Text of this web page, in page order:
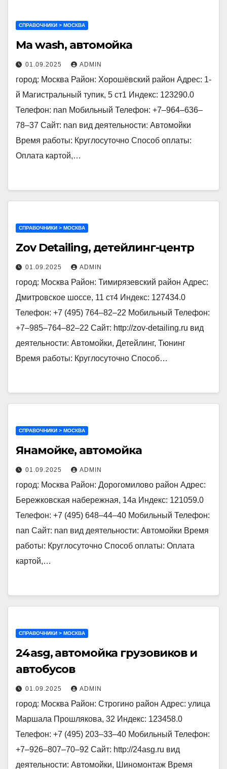
СПРАВОЧНИКИ > МОСКВА
Ma wash, автомойка
01.09.2025 ADMIN
город: Москва Район: Хорошёвский район Адрес: 1-
й Магистральный тупик, 5 ст1 Индекс: 123290.0
Телефон: nan Мобильный Телефон: +7‒964‒636‒
78‒37 Сайт: nan вид деятельности: Автомойки
Время работы: Круглосуточно Способ оплаты:
Оплата картой,…
СПРАВОЧНИКИ > МОСКВА
Zov Detailing, детейлинг-центр
01.09.2025 ADMIN
город: Москва Район: Тимирязевский район Адрес:
Дмитровское шоссе, 11 ст4 Индекс: 127434.0
Телефон: +7 (495) 764‒82‒22 Мобильный Телефон:
+7‒985‒764‒82‒22 Сайт: http://zov-detailing.ru вид
деятельности: Автомойки, Детейлинг, Тюнинг
Время работы: Круглосуточно Способ…
СПРАВОЧНИКИ > МОСКВА
Янамойке, автомойка
01.09.2025 ADMIN
город: Москва Район: Дорогомилово район Адрес:
Бережковская набережная, 14а Индекс: 121059.0
Телефон: +7 (495) 648‒44‒40 Мобильный Телефон:
nan Сайт: nan вид деятельности: Автомойки Время
работы: Круглосуточно Способ оплаты: Оплата
картой,…
СПРАВОЧНИКИ > МОСКВА
24asg, автомойка грузовиков и
автобусов
01.09.2025 ADMIN
город: Москва Район: Строгино район Адрес: улица
Маршала Прошлякова, 32 Индекс: 123458.0
Телефон: +7 (495) 203‒33‒40 Мобильный Телефон:
+7‒926‒807‒70‒92 Сайт: http://24asg.ru вид
деятельности: Автомойки, Шиномонтаж Время